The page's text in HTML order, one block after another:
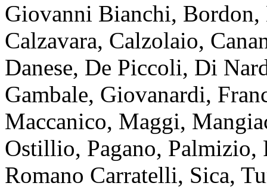
Giovanni Bianchi, Bordon,
Calzavara, Calzolaio,
Danese, De Piccoli, Di
Gambale, Giovanardi,
Maccanico, Maggi,
Ostillio, Pagano, Palmizio,
Romano Carratelli, Sica,